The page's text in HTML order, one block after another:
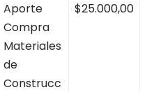
Aporte
Compra
Materiales
de
Construcc
$25.000,00